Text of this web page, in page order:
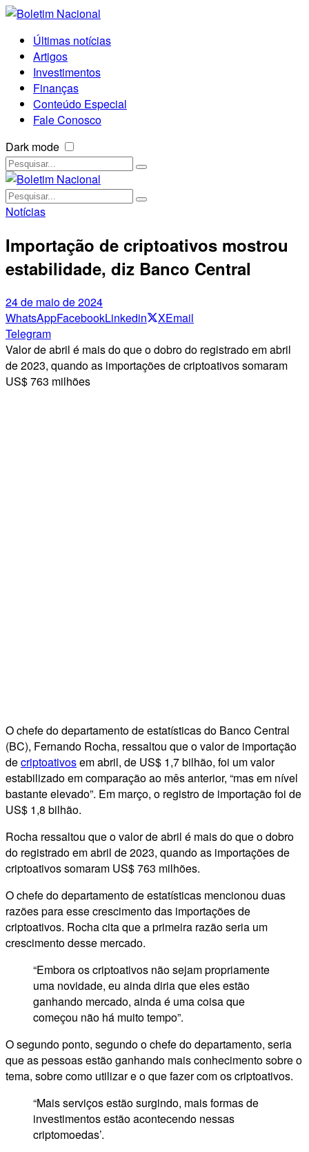
Últimas notícias
Artigos
Investimentos
Finanças
Conteúdo Especial
Fale Conosco
Dark mode
Notícias
Importação de criptoativos mostrou
estabilidade, diz Banco Central
24 de maio de 2024
WhatsAppFacebookLinkedin XEmail
Telegram
Valor de abril é mais do que o dobro do registrado em abril
de 2023, quando as importações de criptoativos somaram
US$ 763 milhões
O chefe do departamento de estatísticas do Banco Central
(BC), Fernando Rocha, ressaltou que o valor de importação
decriptoativosem abril, de US$ 1,7 bilhão, foi um valor
estabilizado em comparação ao mês anterior, “mas em nível
bastante elevado”. Em março, o registro de importação foi de
US$ 1,8 bilhão.
Rocha ressaltou que o valor de abril é mais do que o dobro
do registrado em abril de 2023, quando as importações de
criptoativos somaram US$ 763 milhões.
O chefe do departamento de estatísticas mencionou duas
razões para esse crescimento das importações de
criptoativos. Rocha cita que a primeira razão seria um
crescimento desse mercado.
“Embora os criptoativos não sejam propriamente
uma novidade, eu ainda diria que eles estão
ganhando mercado, ainda é uma coisa que
começou não há muito tempo”.
O segundo ponto, segundo o chefe do departamento, seria
que as pessoas estão ganhando mais conhecimento sobre o
tema, sobre como utilizar e o que fazer com os criptoativos.
“Mais serviços estão surgindo, mais formas de
investimentos estão acontecendo nessas
criptomoedas’.